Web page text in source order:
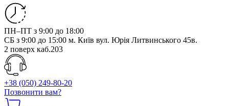
ПН–ПТ з 9:00 до 18:00
СБ з 9:00 до 15:00 м. Київ вул. Юрія Литвинського 45в.
2 поверх каб.203
+38 (050) 249-80-20
Позвонити вам?